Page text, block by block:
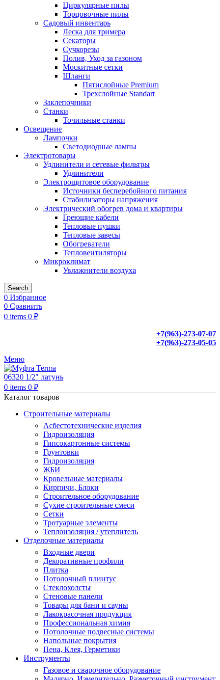
Циркулярные пилы
Торцовочные пилы
Садовый инвентарь
Леска для тримера
Секаторы
Сучкорезы
Полив, Уход за газоном
Москитные сетки
Шланги
Пятислойные Premium
Трехслойные Standart
Заклепочники
Станки
Точильные станки
Освещение
Лампочки
Светодиодные лампы
Электротовары
Удлинители и сетевые фильтры
Удлинители
Электрощитовое оборудование
Источники бесперебойного питания
Стабилизаторы напряжения
Электрический обогрев дома и квартиры
Греющие кабели
Тепловые пушки
Тепловые завесы
Обогреватели
Тепловентиляторы
Микроклимат
Увлажнители воздуха
Search
0 Избранное
0 Сравнить
0 items 0 ₽
+7(963)-273-07-07
+7(963)-273-05-05
Меню
0 items 0 ₽
Каталог товаров
Строительные материалы
Асбестотехнические изделия
Гидроизоляция
Гипсокартонные системы
Грунтовки
Гидроизоляция
ЖБИ
Кровельные материалы
Кирпичи, Блоки
Строительное оборудование
Сухие строительные смеси
Сетки
Тротуарные элементы
Теплоизоляция / утеплитель
Отделочные материалы
Входные двери
Декоративные профили
Плитка
Потолочный плинтус
Стеклохолсты
Стеновые панели
Товары для бани и сауны
Лакокрасочная продукция
Профессиональная химия
Потолочные подвесные системы
Напольные покрытия
Пена, Клея, Герметики
Инструменты
Газовое и сварочное оборудование